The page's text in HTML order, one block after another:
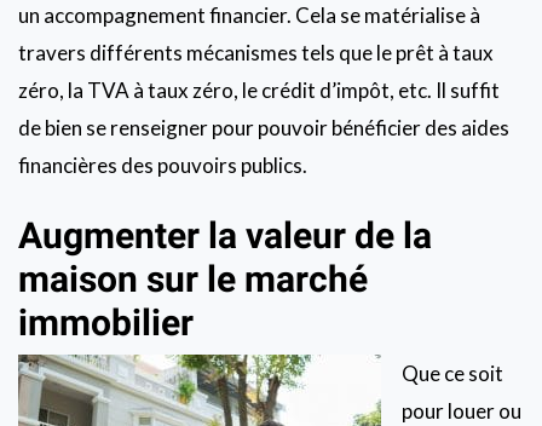
un accompagnement financier. Cela se matérialise à
travers différents mécanismes tels que le prêt à taux
zéro, la TVA à taux zéro, le crédit d’impôt, etc. Il suffit
de bien se renseigner pour pouvoir bénéficier des aides
financières des pouvoirs publics.
Augmenter la valeur de la
maison sur le marché
immobilier
Que ce soit
pour louer ou